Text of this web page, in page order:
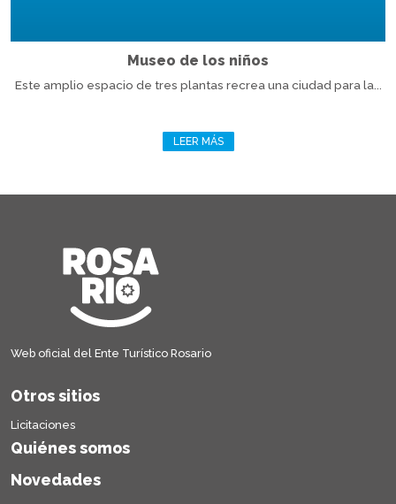
Museo de los niños
Este amplio espacio de tres plantas recrea una ciudad para la...
LEER MÁS
Web oficial del Ente Turístico Rosario
Otros sitios
Licitaciones
Quiénes somos
Novedades